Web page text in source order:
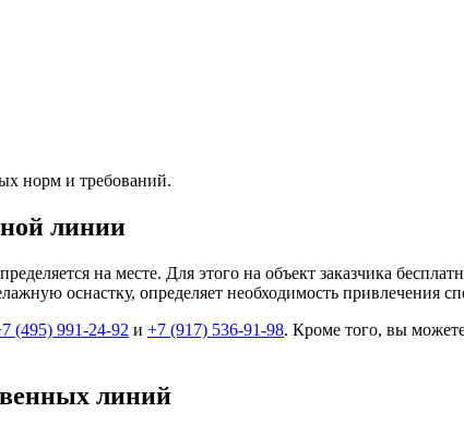
норм и требований.
линии
на месте. Для этого на объект заказчика
оснастку, определяет необходимость привлечения
(495) 991-24-92 и +7 (917) 536-91-98. Кроме того, вы
линий